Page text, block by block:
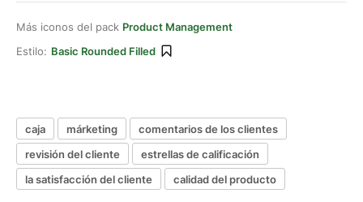
Más iconos del pack Product Management
Estilo: Basic Rounded Filled
caja márketing
comentarios de los clientes
revisión del cliente
estrellas de calificación
la satisfacción del cliente
calidad del producto